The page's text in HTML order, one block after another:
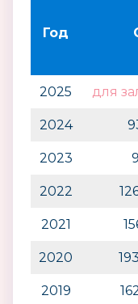
Год
2025 для
2024
2023
2022
2021
2020
2019